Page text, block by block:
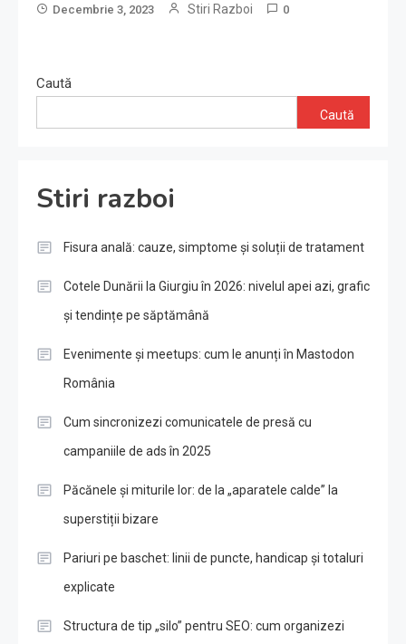
Decembrie 3, 2023 Stiri Razboi 0
Caută
Caută
Stiri razboi
Fisura anală: cauze, simptome și soluții de tratament
Cotele Dunării la Giurgiu în 2026: nivelul apei azi, grafic
și tendințe pe săptămână
Evenimente și meetups: cum le anunți în Mastodon
România
Cum sincronizezi comunicatele de presă cu
campaniile de ads în 2025
Păcănele și miturile lor: de la „aparatele calde” la
superstiții bizare
Pariuri pe baschet: linii de puncte, handicap și totaluri
explicate
Structura de tip „silo” pentru SEO: cum organizezi